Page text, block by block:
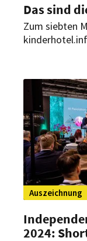
Das sind
Zum siebten
europäischen
Auszeichnung
2024: